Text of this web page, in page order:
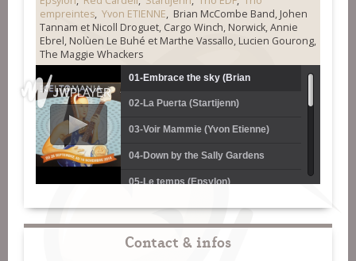
empreintes, Yvon ETIENNE, Brian McCombe Band, Johen
Tannam et Nicoll Droguet, Cargo Winch, Norwick, Annie
Ebrel, Nolùen Le Buhé et Marthe Vassallo, Lucien Gourong,
The Maggie Whackers
01-Embrace the sky (Brian
McCombe Band)
02-La Puerta (Startijenn)
03-Voir Mammie (Yvon Etienne)
04-Down by the Sally Gardens
(Johen Tannam et Nicoll Droguet)
05-Le temps (Epsylon)
06-Plinn ton simple (Bagad de
Nantes)
07-Gavoten Bewãn (Trio
Contact & infos